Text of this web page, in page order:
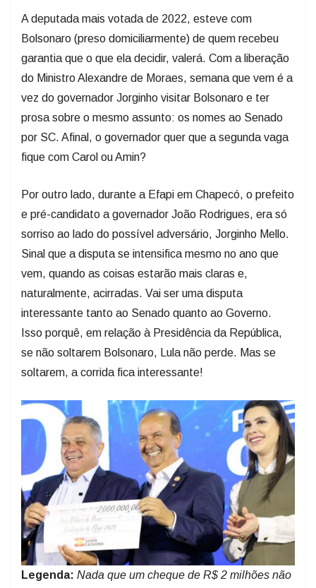
A deputada mais votada de 2022, esteve com
Bolsonaro (preso domiciliarmente) de quem recebeu
garantia que o que ela decidir, valerá. Com a liberação
do Ministro Alexandre de Moraes, semana que vem é a
vez do governador Jorginho visitar Bolsonaro e ter
prosa sobre o mesmo assunto: os nomes ao Senado
por SC. Afinal, o governador quer que a segunda vaga
fique com Carol ou Amin?
Por outro lado, durante a Efapi em Chapecó, o prefeito
e pré-candidato a governador João Rodrigues, era só
sorriso ao lado do possível adversário, Jorginho Mello.
Sinal que a disputa se intensifica mesmo no ano que
vem, quando as coisas estarão mais claras e,
naturalmente, acirradas. Vai ser uma disputa
interessante tanto ao Senado quanto ao Governo.
Isso porquê, em relação à Presidência da República,
se não soltarem Bolsonaro, Lula não perde. Mas se
soltarem, a corrida fica interessante!
Legenda: Nada que um cheque de R$ 2 milhões não